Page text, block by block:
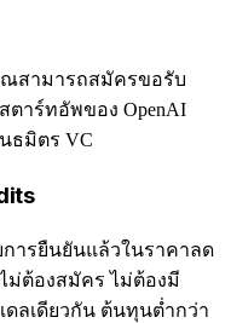
สามารถสมัครขอรับ
ตาร์ทอัพของ OpenAI
ธมิตร VC
การยืนยันแล้วในราคาลด
ม่ต้องสมัคร ไม่ต้องมี
ลเดียวกัน ต้นทุนต่ำกว่า